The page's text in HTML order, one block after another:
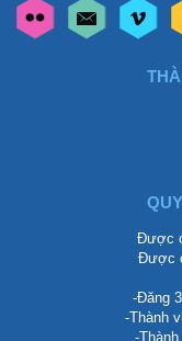
Được
Được
-Đăng
-Thành
-